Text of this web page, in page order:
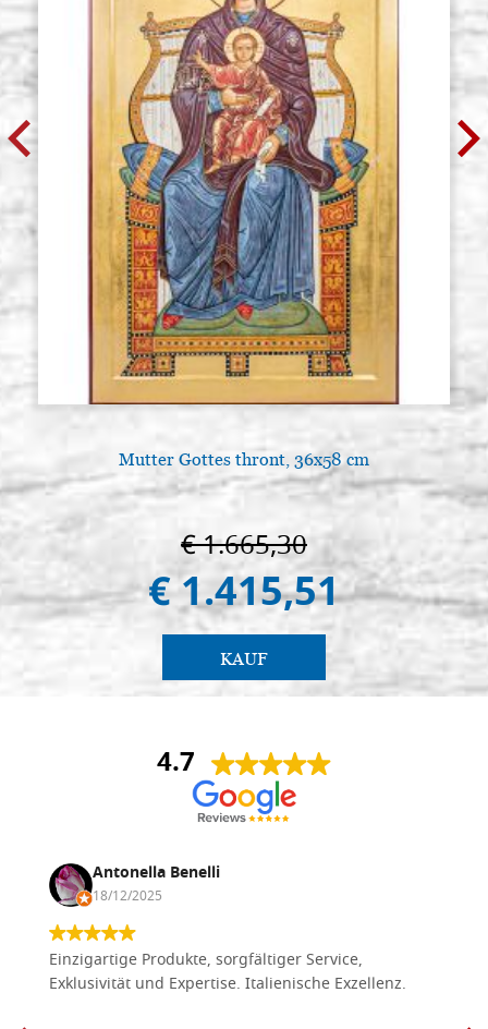
Mutter Gottes thront, 36x58 cm
€ 1.665,30
€ 1.415,51
KAUF
4.7
Antonella Benelli
18/12/2025
Einzigartige Produkte, sorgfältiger Service,
Exklusivität und Expertise. Italienische Exzellenz.